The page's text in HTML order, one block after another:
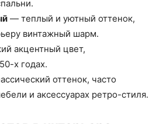
— теплый и уютный оттенок,
винтажный шарм.
акцентный цвет,
х годах.
оттенок, часто
и аксессуарах ретро-стиля.